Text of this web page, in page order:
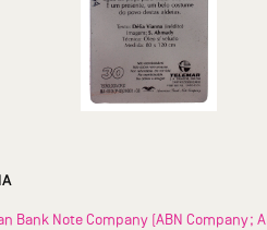
Bank Note Company (ABN Company;